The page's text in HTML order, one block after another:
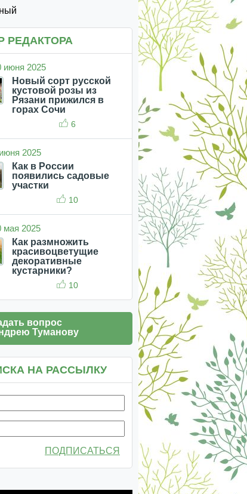
РЕДАКТОРА
июня 2025
Новый сорт русской
кустовой розы из
Рязани прижился в
горах Сочи
6
2025
Как в России
появились садовые
участки
10
мая 2025
Как размножить
красивоцветущие
декоративные
кустарники?
10
вопрос
Туманову
НА РАССЫЛКУ
ПОДПИСАТЬСЯ